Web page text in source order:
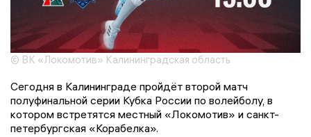
© ВК «Локомотив» Калининградская область
Сегодня в Калининграде пройдёт второй матч
полуфинальной серии Кубка России по волейболу, в
котором встретятся местный «Локомотив» и санкт-
петербургская «Корабелка».